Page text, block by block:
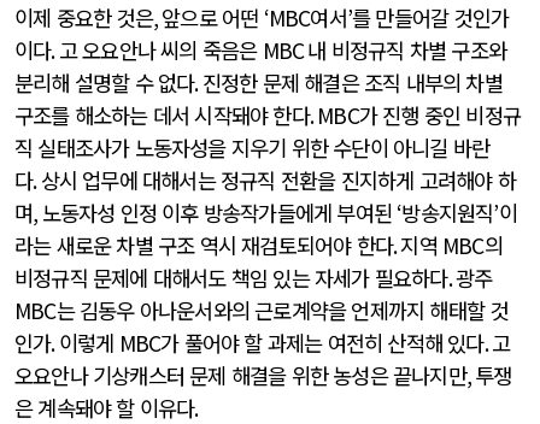
이제 중요한 것은,앞으로 어떤 ‘MBC여서’를 만들어갈 것인가
이다.고 오요안나 씨의 죽음은 MBC내 비정규직 차별 구조와
분리해 설명할 수 없다.진정한 문제 해결은 조직 내부의 차별
구조를 해소하는 데서 시작돼야 한다. MBC가 진행 중인 비정규
직 실태조사가 노동자성을 지우기 위한 수단이 아니길 바란
다.상시 업무에 대해서는 정규직 전환을 진지하게 고려해야 하
며, 노동자성 인정 이후 방송작가들에게 부여된 ‘방송지원직’이
라는 새로운 차별 구조 역시 재검토되어야 한다.지역 MBC의
비정규직 문제에 대해서도 책임 있는 자세가 필요하다.광주
MBC는 김동우 아나운서와의 근로계약을 언제까지 해태할 것
인가.이렇게 MBC가 풀어야 할 과제는 여전히 산적해 있다.고
오요안나 기상캐스터 문제 해결을 위한 농성은 끝나지만,투쟁
은 계속돼야 할 이유다.